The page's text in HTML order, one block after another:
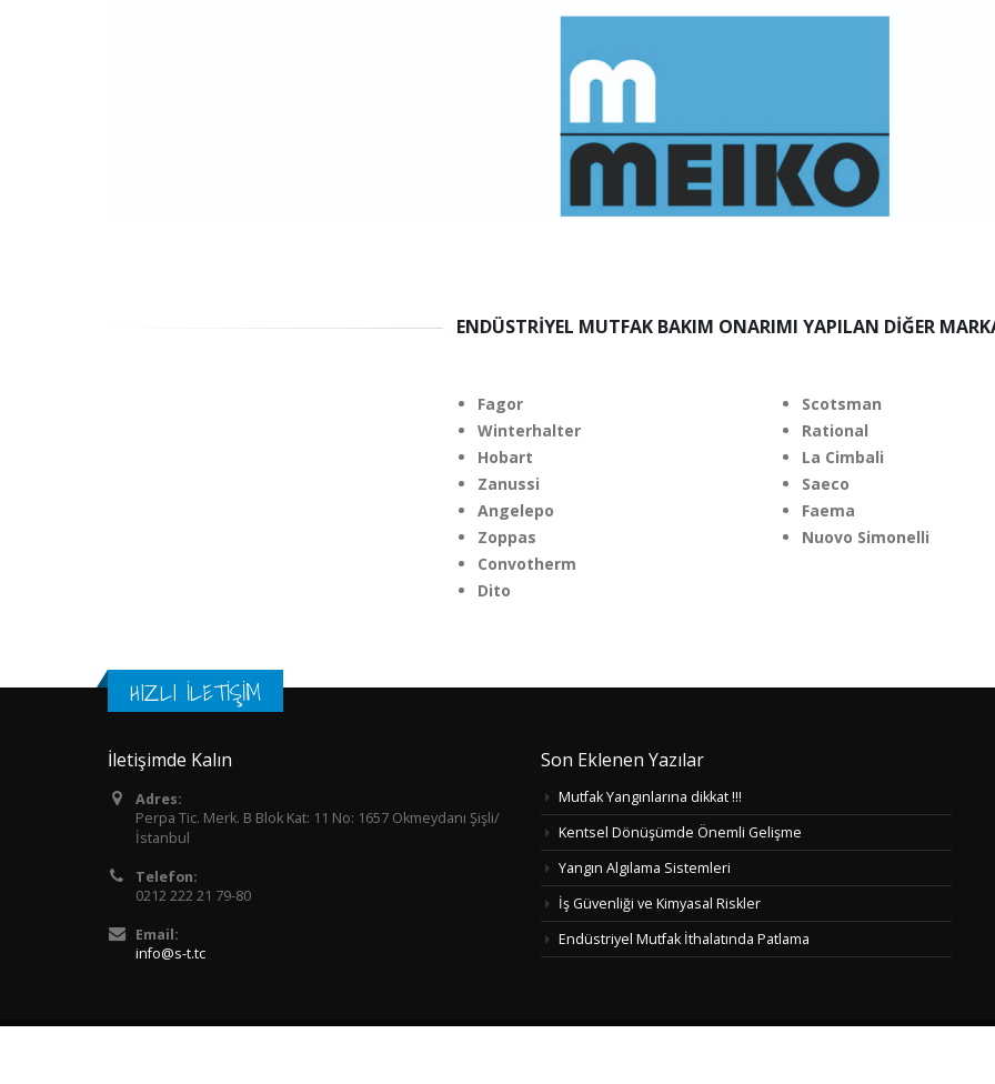
ENDÜSTRİYEL MUTFAK BAKIM ONARIMI YAPILAN DİĞER
Fagor
Winterhalter
Hobart
Zanussi
Angelepo
Zoppas
Convotherm
Dito
Scotsman
Rational
La Cimbali
Saeco
Faema
Nuovo Simonelli
HIZLI İLETİŞİM
İletişimde Kalın
Adres:
Perpa Tic. Merk. B Blok Kat: 11 No: 1657 Okmeydanı Şişli/
İstanbul
Telefon:
0212 222 21 79-80
Email:
info@s-t.tc
Son Eklenen Yazılar
Mutfak Yangınlarına dikkat !!!
Kentsel Dönüşümde Önemli Gelişme
Yangın Algılama Sistemleri
İş Güvenliği ve Kimyasal Riskler
Endüstriyel Mutfak İthalatında Patlama